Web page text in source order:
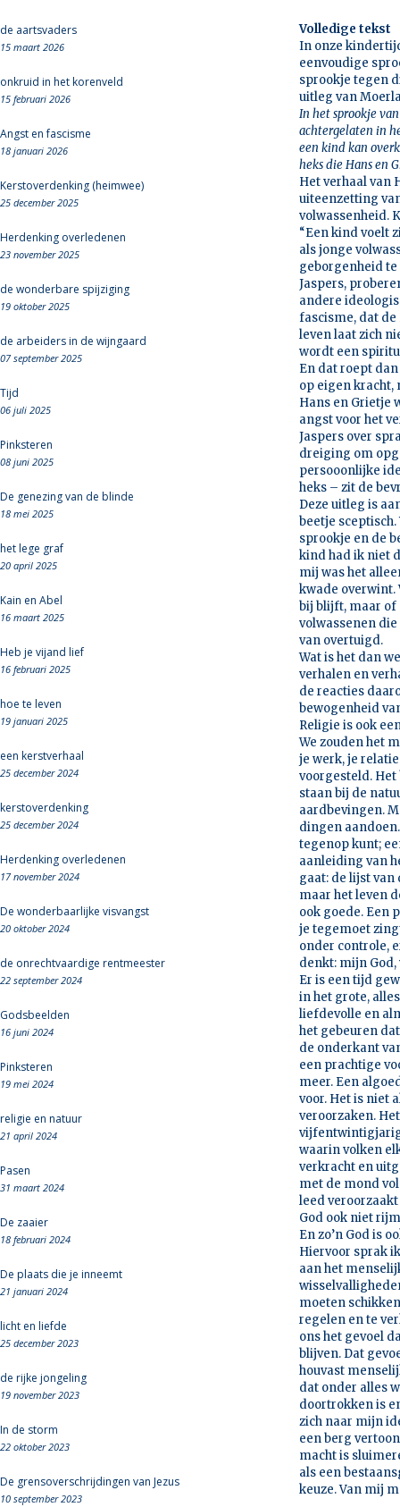
de aartsvaders
15 maart 2026
onkruid in het korenveld
15 februari 2026
Angst en fascisme
18 januari 2026
Kerstoverdenking (heimwee)
25 december 2025
Herdenking overledenen
23 november 2025
de wonderbare spijziging
19 oktober 2025
de arbeiders in de wijngaard
07 september 2025
Tijd
06 juli 2025
Pinksteren
08 juni 2025
De genezing van de blinde
18 mei 2025
het lege graf
20 april 2025
Kain en Abel
16 maart 2025
Heb je vijand lief
16 februari 2025
hoe te leven
19 januari 2025
een kerstverhaal
25 december 2024
kerstoverdenking
25 december 2024
Herdenking overledenen
17 november 2024
De wonderbaarlijke visvangst
20 oktober 2024
de onrechtvaardige rentmeester
22 september 2024
Godsbeelden
16 juni 2024
Pinksteren
19 mei 2024
religie en natuur
21 april 2024
Pasen
31 maart 2024
De zaaier
18 februari 2024
De plaats die je inneemt
21 januari 2024
licht en liefde
25 december 2023
de rijke jongeling
19 november 2023
In de storm
22 oktober 2023
De grensoverschrijdingen van Jezus
10 september 2023
Volledige tekst
In onze
eenvoudige
sprookje tegen
uitleg van
In het sprookje
achtergelaten in
een kind kan
heks die Hans en
Het verhaal van
uiteenzetting
volwassenheid.
“Een kind voelt
als jonge
geborgenheid te
Jaspers,
andere
fascisme, dat
leven laat zich
wordt een
En dat roept
op eigen kracht,
Hans en Grietje
angst voor het
Jaspers over
dreiging om
persooonlijke
heks – zit de
Deze uitleg is
beetje
sprookje en de
kind had ik niet
mij was het
kwade overwint.
bij blijft, maar of
volwassenen
van overtuigd.
Wat is het dan
verhalen en
de reacties
bewogenheid
Religie is ook
We zouden het
je werk, je
voorgesteld. Het
staan bij de
aardbevingen.
dingen
tegenop kunt;
aanleiding van
gaat: de lijst van
maar het leven
ook goede. Een
je tegemoet
onder controle,
denkt: mijn
Er is een tijd
in het grote,
liefdevolle en
het gebeuren
de onderkant
een prachtige
meer. Een
voor. Het is niet
veroorzaken.
waarin volken
verkracht en
met de mond
leed
God ook niet
En zo’n God is
Hiervoor sprak
aan het
moeten
regelen en te
ons het gevoel
blijven. Dat
houvast
dat onder alles
doortrokken is
zich naar mijn
een berg
macht is
als een
keuze. Van mij